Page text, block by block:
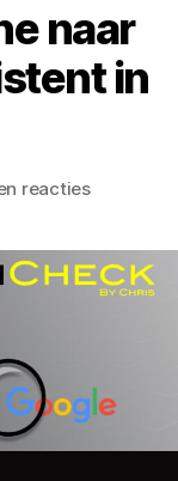
naar
in
reactiesop
naar